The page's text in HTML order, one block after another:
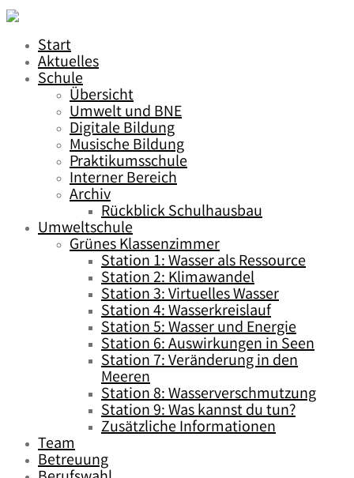
Start
Aktuelles
Schule
Übersicht
Umwelt und BNE
Digitale Bildung
Musische Bildung
Praktikumsschule
Interner Bereich
Archiv
Rückblick Schulhausbau
Umweltschule
Grünes Klassenzimmer
Station 1: Wasser als Ressource
Station 2: Klimawandel
Station 3: Virtuelles Wasser
Station 4: Wasserkreislauf
Station 5: Wasser und Energie
Station 6: Auswirkungen in Seen
Station 7: Veränderung in den
Meeren
Station 8: Wasserverschmutzung
Station 9: Was kannst du tun?
Zusätzliche Informationen
Team
Betreuung